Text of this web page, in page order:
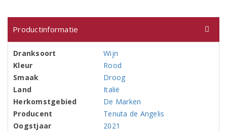
Productinformatie
Dranksoort
Wijn
Kleur
Rood
Smaak
Droog
Land
Italië
Herkomstgebied
De Marken
Producent
Tenuta de Angelis
Oogstjaar
2021